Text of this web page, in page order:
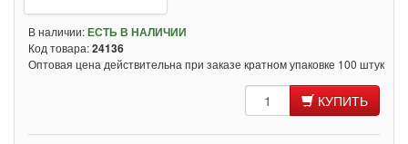
В наличии:ЕСТЬ В НАЛИЧИИ
Код товара:24136
Оптовая цена действительна при заказе кратном упаковке 100 штук
КУПИТЬ